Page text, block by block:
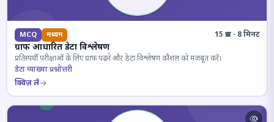
MCQ मध्यम 15 प्रश्न · 8 मिनट
ग्राफ आधारित डेटा विश्लेषण
प्रतिस्पर्धी परीक्षाओं के लिए ग्राफ पढ़ने और डेटा विश्लेषण कौशल को मजबूत करें।
डेटा व्याख्या प्रश्नोत्तरी
क्विज़ लें